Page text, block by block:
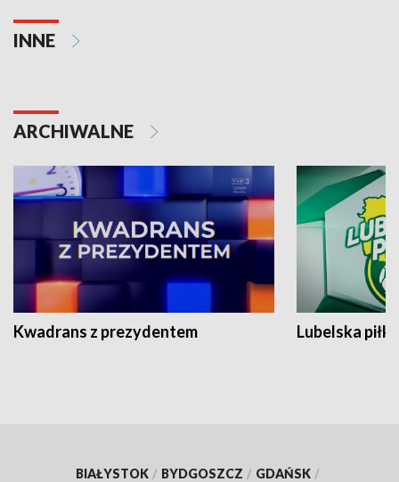
INNE
ARCHIWALNE
Kwadrans z prezydentem Lubelska piłka
BIAŁYSTOK / BYDGOSZCZ / GDAŃSK /